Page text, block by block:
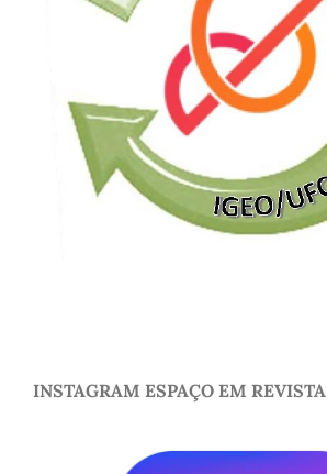
INSTAGRAM ESPAÇO EM REVISTA